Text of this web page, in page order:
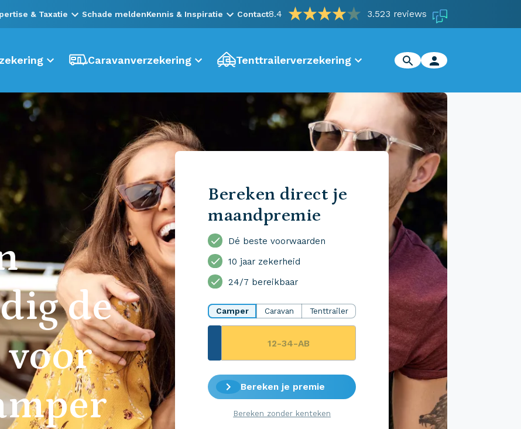
& Taxatie Schade meldenKennis & Inspiratie Contact8.4 3.523 reviews
Caravanverzekering Tenttrailerverzekering
de
Bereken direct je
maandpremie
Dé beste voorwaarden
10 jaar zekerheid
24/7 bereikbaar
Camper Caravan Tenttrailer
Bereken je premie
Bereken zonder kenteken